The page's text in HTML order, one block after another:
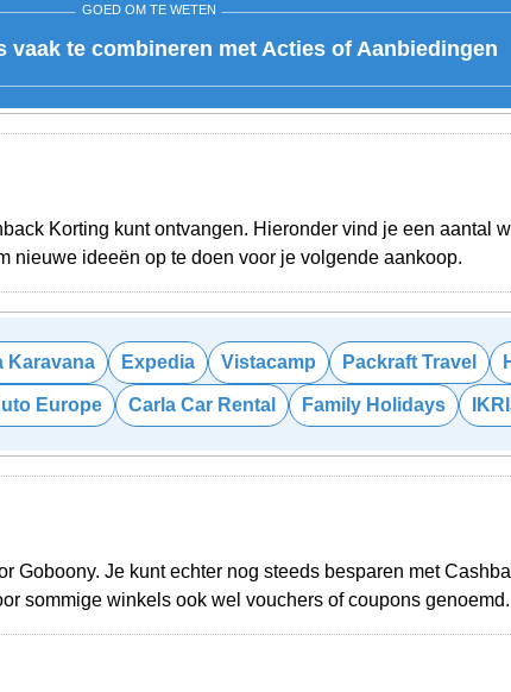
GOED OM TE WETEN
vaak te combineren met Acties of Aanbiedingen
Korting kunt ontvangen. Hieronder vind je een aantal
nieuwe ideeën op te doen voor je volgende aankoop.
Karavana Expedia Vistacamp Packraft Travel
Europe Carla Car Rental Family Holidays
Goboony. Je kunt echter nog steeds besparen met
sommige winkels ook wel vouchers of coupons genoemd.